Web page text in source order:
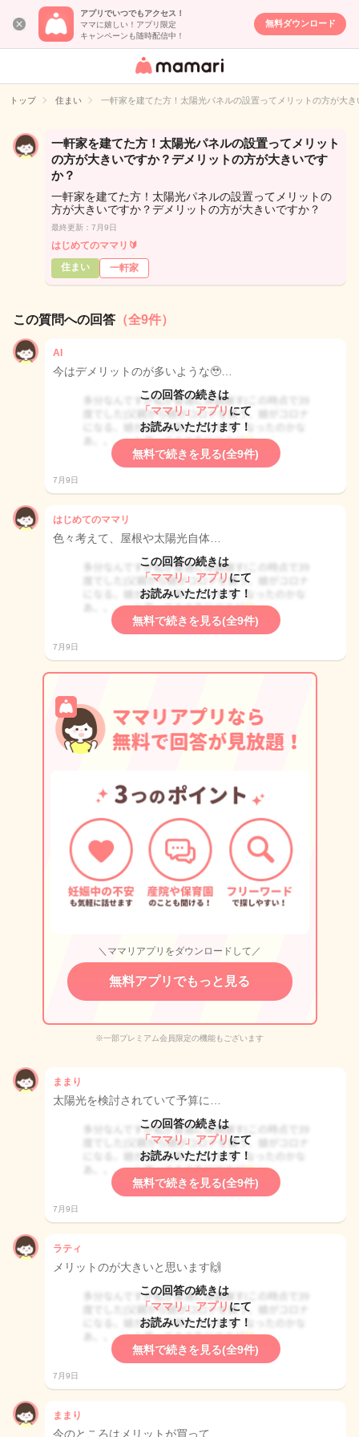
アプリでいつでもアクセス！
ママに嬉しい！アプリ限定
キャンペーンも随時配信中！
無料ダウンロード
女性専用匿名QA
イト
トップ 住まい 一軒家を建てた方！太陽光パネルの設置ってメリットの方が大
一軒家を建てた方！太陽光パネルの設置ってメリット
の方が大きいですか？デメリットの方が大きいです
か？
一軒家を建てた方！太陽光パネルの設置ってメリットの
方が大きいですか？デメリットの方が大きいですか？
最終更新：7月9日
はじめてのママリ🔰
住まい
一軒家
この質問への回答 （全9件）
AI
今はデメリットのが多いような🥹…
この回答の続きは
「ママリ」アプリ にて
お読みいただけます！
無料で続きを見る(全9件)
7月9日
はじめてのママリ
色々考えて、屋根や太陽光自体…
この回答の続きは
「ママリ」アプリ にて
お読みいただけます！
無料で続きを見る(全9件)
7月9日
＼ママリアプリをダウンロードして／
無料アプリでもっと見る
※一部プレミアム会員限定の機能もございます
ままり
太陽光を検討されていて予算に…
この回答の続きは
「ママリ」アプリ にて
お読みいただけます！
無料で続きを見る(全9件)
7月9日
ラティ
メリットのが大きいと思います🙌
この回答の続きは
「ママリ」アプリ にて
お読みいただけます！
無料で続きを見る(全9件)
7月9日
ままり
今のところはメリットが買って…